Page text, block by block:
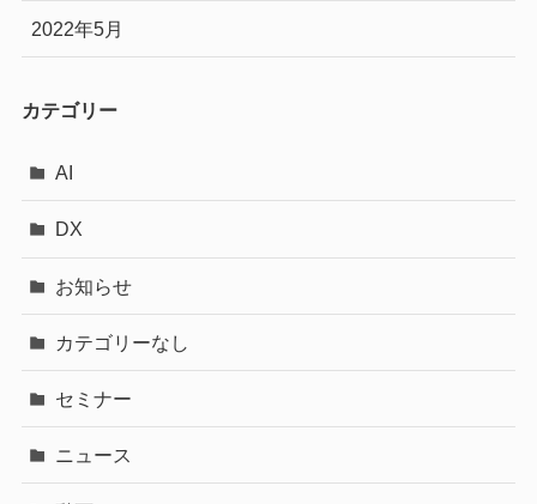
2022年5月
カテゴリー
AI
DX
お知らせ
カテゴリーなし
セミナー
ニュース